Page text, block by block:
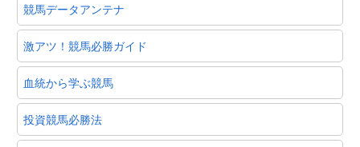
競馬データアンテナ
激アツ！競馬必勝ガイド
血統から学ぶ競馬
投資競馬必勝法